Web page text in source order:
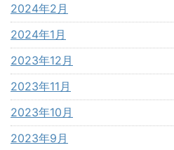
2024年2月
2024年1月
2023年12月
2023年11月
2023年10月
2023年9月